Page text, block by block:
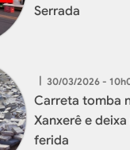
Serrada
| 30/03/2026 -
Carreta tomba
Xanxerê e
ferida